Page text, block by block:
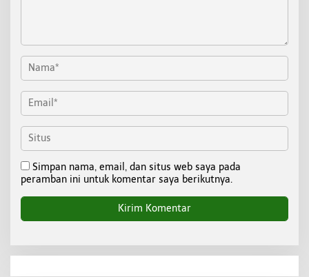
Simpan nama, email, dan situs web saya pada
peramban ini untuk komentar saya berikutnya.